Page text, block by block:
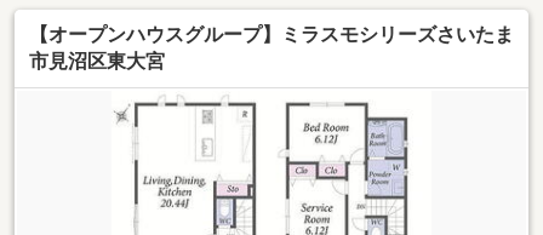
【オープンハウスグループ】ミラスモシリーズさいたま
市見沼区東大宮